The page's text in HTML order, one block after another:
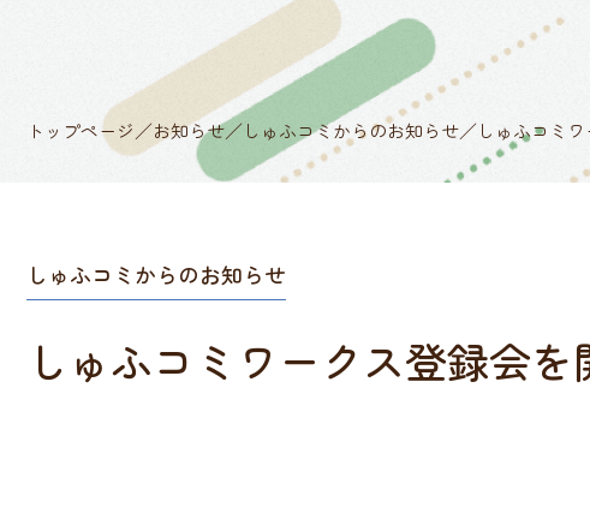
トップページ／お知らせ／ しゅふコミからのお知らせ／しゅふコミ
しゅふコミからのお知らせ
しゅふコミワークス登録会を